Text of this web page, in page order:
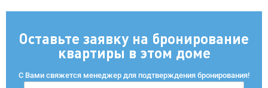
Оставьте заявку на бронирование
квартиры в этом доме
С Вами свяжется менеджер для подтверждения бронирования!